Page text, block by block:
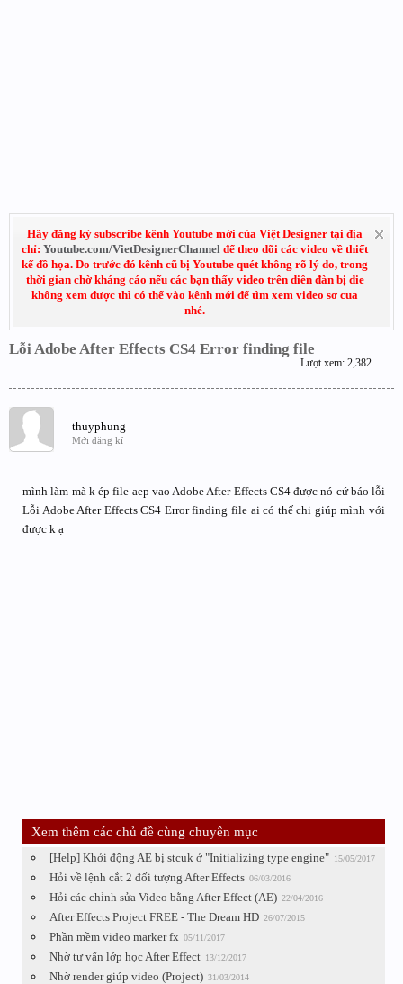
Hãy đăng ký subscribe kênh Youtube mới của Việt Designer tại địa
chỉ: Youtube.com/VietDesignerChannel để theo dõi các video về thiết
kế đồ họa. Do trước đó kênh cũ bị Youtube quét không rõ lý do, trong
thời gian chờ kháng cáo nếu các bạn thấy video trên diễn đàn bị die
không xem được thì có thể vào kênh mới để tìm xem video sơ cua
nhé.
Lỗi Adobe After Effects CS4 Error finding file
Lượt xem: 2,382
thuyphung
Mới đăng kí
mình làm mà k ép file aep vao Adobe After Effects CS4 được nó cứ báo lỗi
Lỗi Adobe After Effects CS4 Error finding file ai có thế chi giúp mình với
được k ạ
Xem thêm các chủ đề cùng chuyên mục
[Help] Khởi động AE bị stcuk ở "Initializing type engine" 15/05/2017
Hỏi về lệnh cắt 2 đối tượng After Effects 06/03/2016
Hỏi các chỉnh sửa Video bằng After Effect (AE) 22/04/2016
After Effects Project FREE - The Dream HD 26/07/2015
Phần mềm video marker fx 05/11/2017
Nhờ tư vấn lớp học After Effect 13/12/2017
Nhờ render giúp video (Project) 31/03/2014